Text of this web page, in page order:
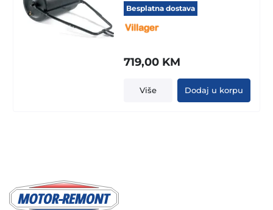
Besplatna dostava
719,00 KM
Više Dodaj u korpu